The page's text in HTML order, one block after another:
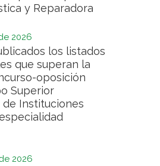
y Reparadora
2026
los listados
que superan la
oposición
Superior
de Instituciones
2026